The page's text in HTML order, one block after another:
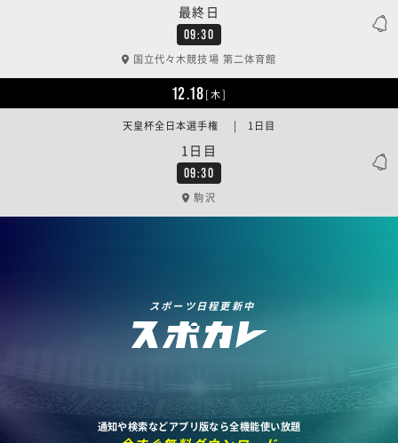
09:30
最終日
国立代々木競技場 第二体育館
12.18[木]
09:30
1日目
天皇杯全日本選手権 | 1日目
駒沢
スポーツ日程更新中
通知や検索などアプリ版なら全機能使い放題